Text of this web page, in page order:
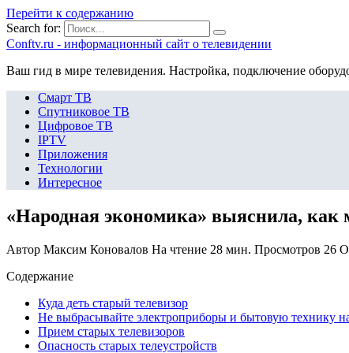
Перейти к содержанию
Search for:
Сonftv.ru - информационный сайт о телевидении
Ваш гид в мире телевидения. Настройка, подключение
Смарт ТВ
Спутниковое ТВ
Цифровое ТВ
IPTV
Приложения
Технологии
Интересное
«Народная экономика» выяснила, как
Автор Максим Коновалов На чтение 28 мин. Просмотров 26
Содержание
Куда деть старый телевизор
Не выбрасывайте электроприборы и бытовую технику
Прием старых телевизоров
Опасность старых телеустройств